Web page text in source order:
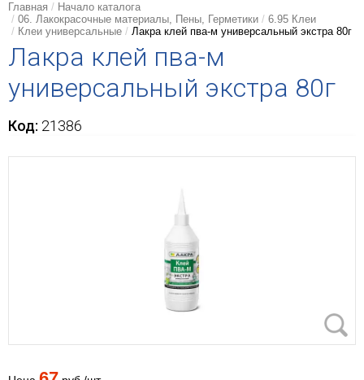
Главная
Начало каталога
06. Лакокрасочные материалы, Пены, Герметики
6.95 Клеи
Клеи универсальные
Лакра клей пва-м универсальный экстра 80г
Лакра клей пва-м
универсальный экстра 80г
Код: 21386